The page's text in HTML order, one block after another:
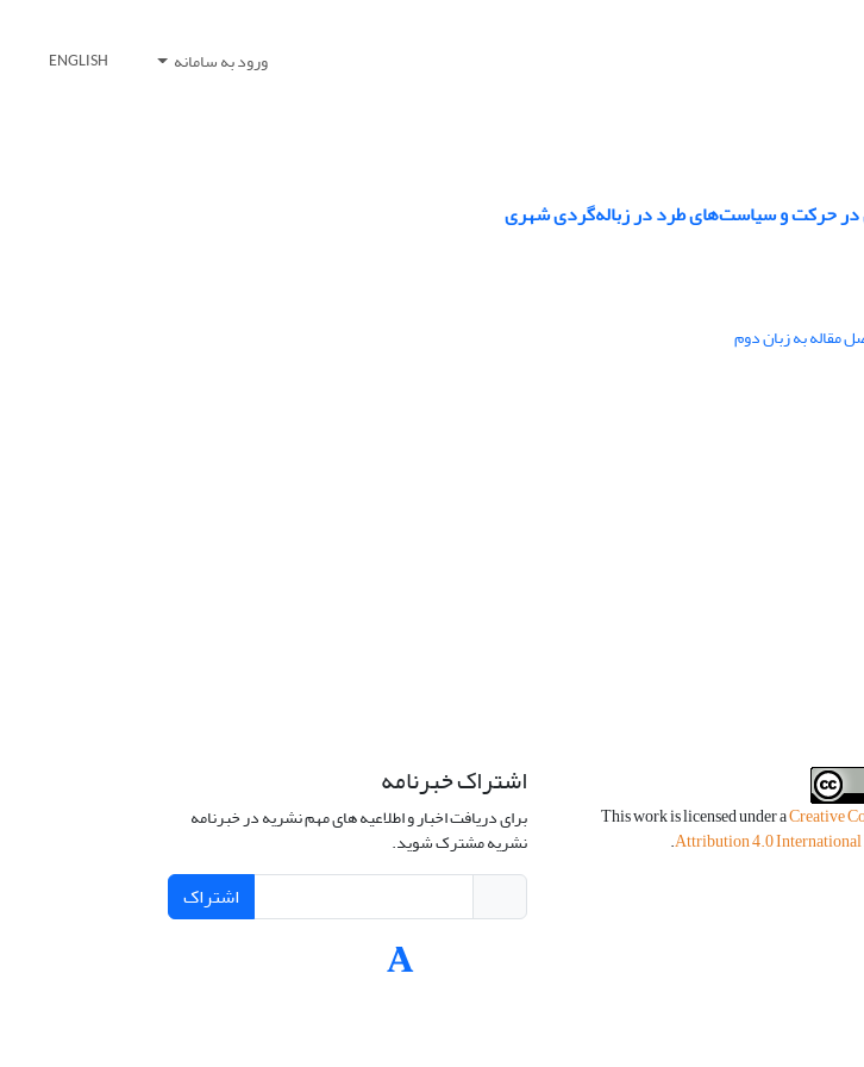
ورود به سامانه ENGLISH
حرکت و سیاست‌های طرد در زباله‌گردی شهری
مقاله به زبان دوم
This work is licensed under aCreative
Attribution 4.0
.
اشتراک خبرنامه
برای دریافت اخبار و اطلاعیه های مهم نشریه در خبرنامه
نشریه مشترک شوید.
اشتراک